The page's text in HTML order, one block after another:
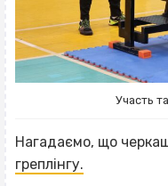
Участь
Нагадаємо, що
греплінгу.